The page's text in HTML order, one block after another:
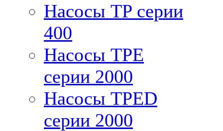
Насосы TP серии
400
Насосы TPE
серии 2000
Насосы TPED
серии 2000